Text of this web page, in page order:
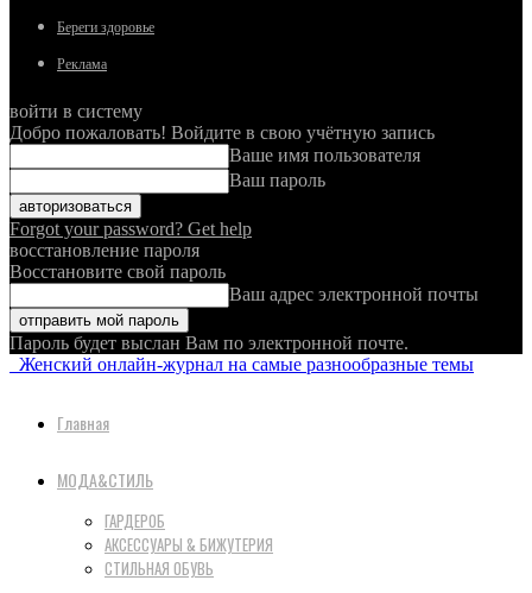
Береги здоровье
Реклама
войти в систему
Добро пожаловать! Войдите в свою учётную запись
Ваше имя пользователя
Ваш пароль
Forgot your password? Get help
восстановление пароля
Восстановите свой пароль
Ваш адрес электронной почты
Пароль будет выслан Вам по электронной почте.
Женский онлайн-журнал на самые разнообразные темы
Главная
МОДА&СТИЛЬ
ГАРДЕРОБ
АКСЕССУАРЫ & БИЖУТЕРИЯ
СТИЛЬНАЯ ОБУВЬ